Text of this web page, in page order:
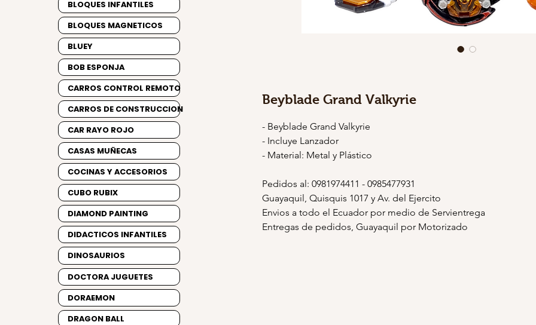
Beyblade Grand Valkyrie
- Beyblade Grand Valkyrie
- Incluye Lanzador
- Material: Metal y Plástico
Pedidos al: 0981974411 - 0985477931
Guayaquil, Quisquis 1017 y Av. del Ejercito
Envios a todo el Ecuador por medio de Servientrega
Entregas de pedidos, Guayaquil por Motorizado
BLOQUES INFANTILES
BLOQUES MAGNETICOS
BLUEY
BOB ESPONJA
CARROS CONTROL REMOTO
CARROS DE CONSTRUCCION
CAR RAYO ROJO
CASAS MUÑECAS
COCINAS Y ACCESORIOS
CUBO RUBIX
DIAMOND PAINTING
DIDACTICOS INFANTILES
DINOSAURIOS
DOCTORA JUGUETES
DORAEMON
DRAGON BALL